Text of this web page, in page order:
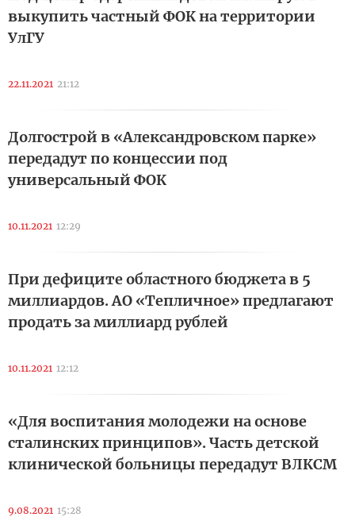
выкупить частный ФОК на территории
УлГУ
22.11.2021 21:12
Долгострой в «Александровском парке»
передадут по концессии под
универсальный ФОК
10.11.2021 12:29
При дефиците областного бюджета в 5
миллиардов. АО «Тепличное» предлагают
продать за миллиард рублей
10.11.2021 12:12
«Для воспитания молодежи на основе
сталинских принципов». Часть детской
клинической больницы передадут ВЛКСМ
9.08.2021 15:28